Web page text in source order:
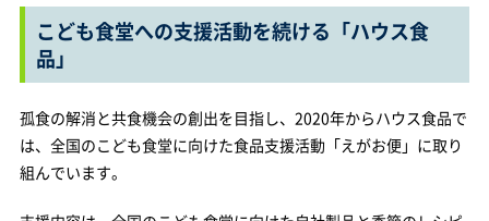
こども食堂への支援活動を続ける「ハウス食
品」
孤食の解消と共食機会の創出を目指し、2020年からハウス食品で
は、全国のこども食堂に向けた食品支援活動「えがお便」に取り
組んでいます。